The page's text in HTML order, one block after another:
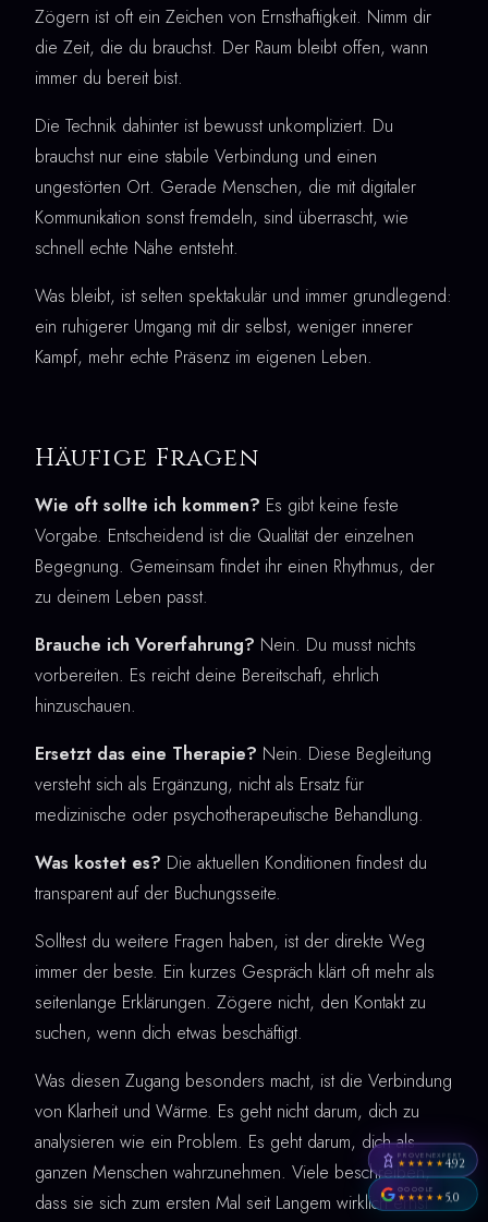
Zögern ist oft ein Zeichen von Ernsthaftigkeit. Nimm dir
die Zeit, die du brauchst. Der Raum bleibt offen, wann
immer du bereit bist.
Die Technik dahinter ist bewusst unkompliziert. Du
brauchst nur eine stabile Verbindung und einen
ungestörten Ort. Gerade Menschen, die mit digitaler
Kommunikation sonst fremdeln, sind überrascht, wie
schnell echte Nähe entsteht.
Was bleibt, ist selten spektakulär und immer grundlegend:
ein ruhigerer Umgang mit dir selbst, weniger innerer
Kampf, mehr echte Präsenz im eigenen Leben.
Häufige Fragen
Wie oft sollte ich kommen? Es gibt keine feste
Vorgabe. Entscheidend ist die Qualität der einzelnen
Begegnung. Gemeinsam findet ihr einen Rhythmus, der
zu deinem Leben passt.
Brauche ich Vorerfahrung? Nein. Du musst nichts
vorbereiten. Es reicht deine Bereitschaft, ehrlich
hinzuschauen.
Ersetzt das eine Therapie? Nein. Diese Begleitung
versteht sich als Ergänzung, nicht als Ersatz für
medizinische oder psychotherapeutische Behandlung.
Was kostet es? Die aktuellen Konditionen findest du
transparent auf der Buchungsseite.
Solltest du weitere Fragen haben, ist der direkte Weg
immer der beste. Ein kurzes Gespräch klärt oft mehr als
seitenlange Erklärungen. Zögere nicht, den Kontakt zu
suchen, wenn dich etwas beschäftigt.
Was diesen Zugang besonders macht, ist die Verbindung
von Klarheit und Wärme. Es geht nicht darum, dich zu
analysieren wie ein Problem. Es geht darum, dich als
ganzen Menschen wahrzunehmen. Viele beschreiben,
dass sie sich zum ersten Mal seit Langem wirklich ernst
PROVENEXPERT
★★★★★4,92
GOOGLE
★★★★★5,0